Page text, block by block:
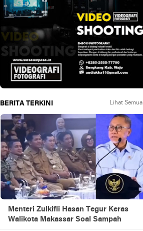
BERITA TERKINI Lihat Semua
Menteri Zulkifli Hasan Tegur Keras
Walikota Makassar Soal Sampah